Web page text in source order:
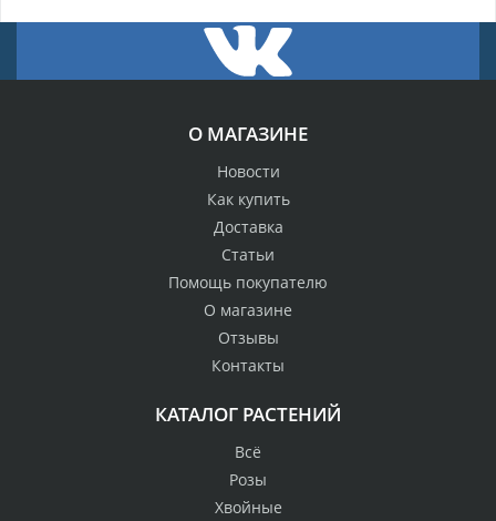
О МАГАЗИНЕ
Новости
Как купить
Доставка
Статьи
Помощь покупателю
О магазине
Отзывы
Контакты
КАТАЛОГ РАСТЕНИЙ
Всё
Розы
Хвойные